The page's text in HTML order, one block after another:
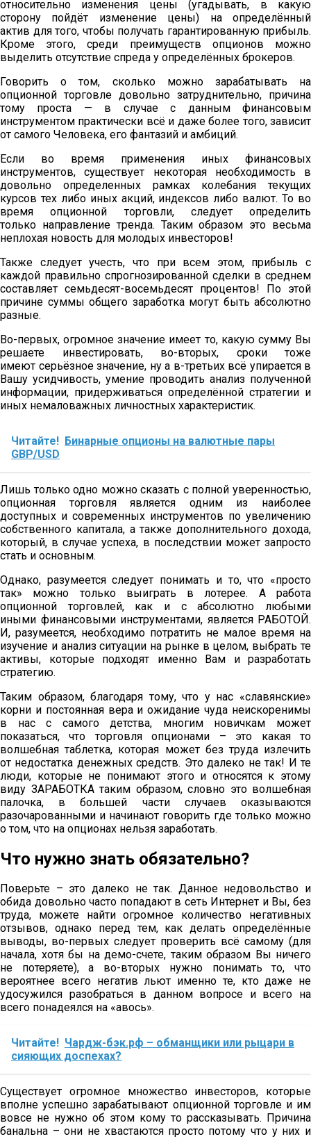
относительно изменения цены (угадывать, в какую
сторону пойдёт изменение цены) на определённый
актив для того, чтобы получать гарантированную прибыль.
Кроме этого, среди преимуществ опционов можно
выделить отсутствие спреда у определённых брокеров.
Говорить о том, сколько можно зарабатывать на
опционной торговле довольно затруднительно, причина
тому проста — в случае с данным финансовым
инструментом практически всё и даже более того, зависит
от самого Человека, его фантазий и амбиций.
Если во время применения иных финансовых
инструментов, существует некоторая необходимость в
довольно определенных рамках колебания текущих
курсов тех либо иных акций, индексов либо валют. То во
время опционной торговли, следует определить
только направление тренда. Таким образом это весьма
неплохая новость для молодых инвесторов!
Также следует учесть, что при всем этом, прибыль с
каждой правильно спрогнозированной сделки в среднем
составляет семьдесят-восемьдесят процентов! По этой
причине суммы общего заработка могут быть абсолютно
разные.
Во-первых, огромное значение имеет то, какую сумму Вы
решаете инвестировать, во-вторых, сроки тоже
имеют серьёзное значение, ну а в-третьих всё упирается в
Вашу усидчивость, умение проводить анализ полученной
информации, придерживаться определённой стратегии и
иных немаловажных личностных характеристик.
Читайте! Бинарные опционы на валютные пары
GBP/USD
Лишь только одно можно сказать с полной уверенностью,
опционная торговля является одним из наиболее
доступных и современных инструментов по увеличению
собственного капитала, а также дополнительного дохода,
который, в случае успеха, в последствии может запросто
стать и основным.
Однако, разумеется следует понимать и то, что «просто
так» можно только выиграть в лотерее. А работа
опционной торговлей, как и с абсолютно любыми
иными финансовыми инструментами, является РАБОТОЙ.
И, разумеется, необходимо потратить не малое время на
изучение и анализ ситуации на рынке в целом, выбрать те
активы, которые подходят именно Вам и разработать
стратегию.
Таким образом, благодаря тому, что у нас «славянские»
корни и постоянная вера и ожидание чуда неискоренимы
в нас с самого детства, многим новичкам может
показаться, что торговля опционами – это какая то
волшебная таблетка, которая может без труда излечить
от недостатка денежных средств. Это далеко не так! И те
люди, которые не понимают этого и относятся к этому
виду ЗАРАБОТКА таким образом, словно это волшебная
палочка, в большей части случаев оказываются
разочарованными и начинают говорить где только можно
о том, что на опционах нельзя заработать.
Что нужно знать обязательно?
Поверьте – это далеко не так. Данное недовольство и
обида довольно часто попадают в сеть Интернет и Вы, без
труда, можете найти огромное количество негативных
отзывов, однако перед тем, как делать определённые
выводы, во-первых следует проверить всё самому (для
начала, хотя бы на демо-счете, таким образом Вы ничего
не потеряете), а во-вторых нужно понимать то, что
вероятнее всего негатив льют именно те, кто даже не
удосужился разобраться в данном вопросе и всего на
всего понадеялся на «авось».
Читайте! Чардж-бэк.рф – обманщики или рыцари в
сияющих доспехах?
Существует огромное множество инвесторов, которые
вполне успешно зарабатывают опционной торговле и им
вовсе не нужно об этом кому то рассказывать. Причина
банальна – они не хвастаются просто потому что у них и